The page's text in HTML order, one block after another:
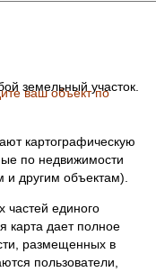
земельный участок.
ваш объект по
картографическую
по недвижимости
и другим объектам).
частей единого
карта дает полное
размещенных в
пользователи,